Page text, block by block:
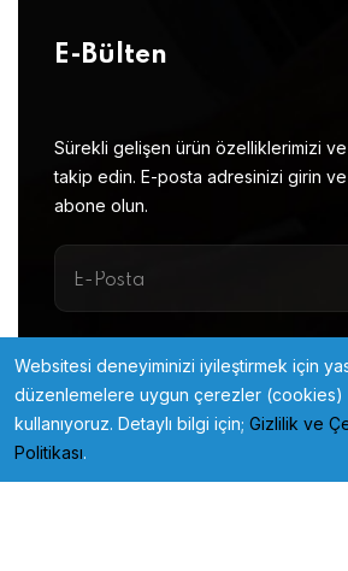
E-Bülten
Sürekli gelişen ürün özelliklerimizi
takip edin. E-posta adresinizi girin
abone olun.
Websitesi deneyiminizi iyileştirmek için
düzenlemelere uygun çerezler (cookies)
kullanıyoruz. Detaylı bilgi için; Gizlilik ve
Politikası.